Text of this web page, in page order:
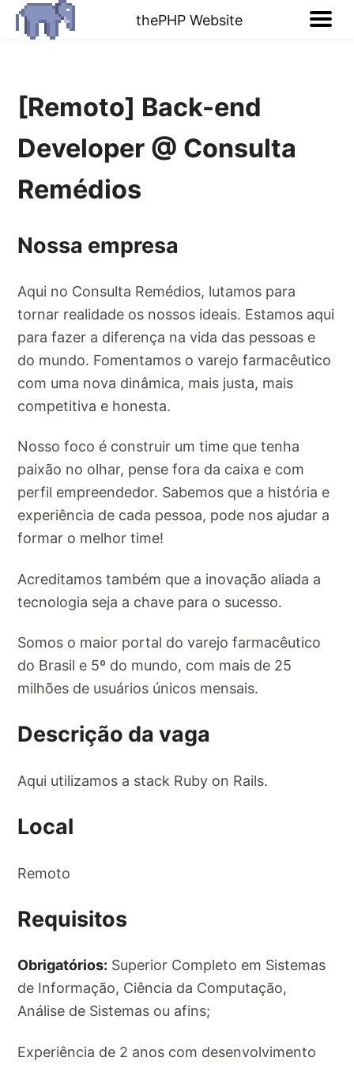
thePHP Website
[Remoto] Back-end
Developer @ Consulta
Remédios
Nossa empresa
Aqui no Consulta Remédios, lutamos para
tornar realidade os nossos ideais. Estamos aqui
para fazer a diferença na vida das pessoas e
do mundo. Fomentamos o varejo farmacêutico
com uma nova dinâmica, mais justa, mais
competitiva e honesta.
Nosso foco é construir um time que tenha
paixão no olhar, pense fora da caixa e com
perfil empreendedor. Sabemos que a história e
experiência de cada pessoa, pode nos ajudar a
formar o melhor time!
Acreditamos também que a inovação aliada a
tecnologia seja a chave para o sucesso.
Somos o maior portal do varejo farmacêutico
do Brasil e 5º do mundo, com mais de 25
milhões de usuários únicos mensais.
Descrição da vaga
Aqui utilizamos a stack Ruby on Rails.
Local
Remoto
Requisitos
Obrigatórios: Superior Completo em Sistemas
de Informação, Ciência da Computação,
Análise de Sistemas ou afins;
Experiência de 2 anos com desenvolvimento